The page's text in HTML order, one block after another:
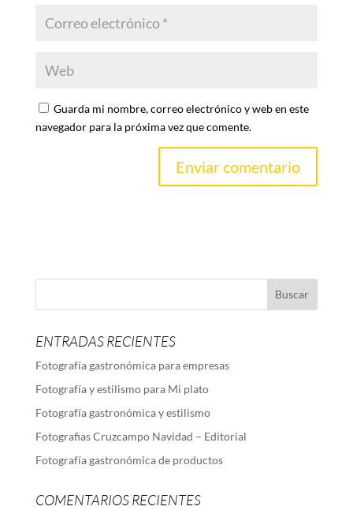
Guarda mi nombre, correo electrónico y web en este
navegador para la próxima vez que comente.
ENTRADAS RECIENTES
Fotografía gastronómica para empresas
Fotografía y estilismo para Mi plato
Fotografía gastronómica y estilismo
Fotografias Cruzcampo Navidad – Editorial
Fotografía gastronómica de productos
COMENTARIOS RECIENTES